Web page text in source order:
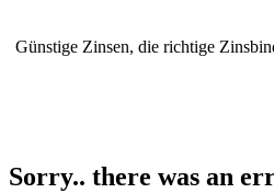
Günstige Zinsen, die richtige
Sorry.. there was an